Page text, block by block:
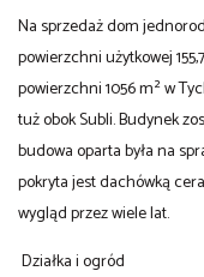
Na sprzedaż dom
powierzchni użytkowej
powierzchni 1056 m² w
tuż obok Subli. Budynek
budowa oparta była na
pokryta jest dachówką
wygląd przez wiele lat.
Działka i ogród